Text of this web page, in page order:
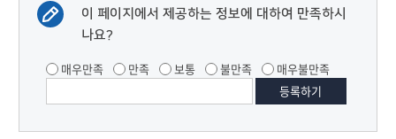
이 페이지에서 제공하는 정보에 대하여 만족하시
나요?
매우만족 만족 보통 불만족 매우불만족